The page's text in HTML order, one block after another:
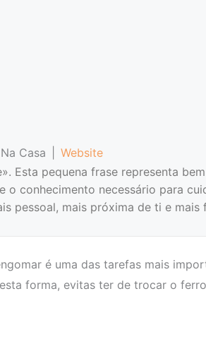
Casa
Website
Esta pequena frase representa
o conhecimento necessário para
pessoal, mais próxima de ti e mais
é uma das tarefas mais
forma, evitas ter de trocar o